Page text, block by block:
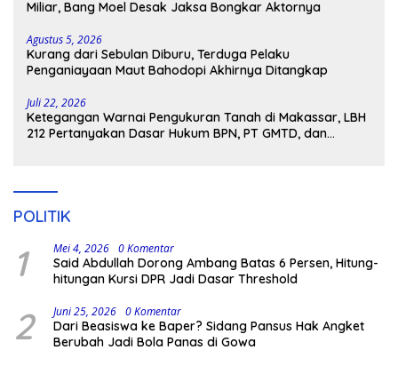
Miliar, Bang Moel Desak Jaksa Bongkar Aktornya
Agustus 5, 2026
Kurang dari Sebulan Diburu, Terduga Pelaku
Penganiayaan Maut Bahodopi Akhirnya Ditangkap
Juli 22, 2026
Ketegangan Warnai Pengukuran Tanah di Makassar, LBH
212 Pertanyakan Dasar Hukum BPN, PT GMTD, dan
POLITIK
1 Mei 4, 2026 0 Komentar
Said Abdullah Dorong Ambang Batas 6 Persen, Hitung-
hitungan Kursi DPR Jadi Dasar Threshold
2 Juni 25, 2026 0 Komentar
Dari Beasiswa ke Baper? Sidang Pansus Hak Angket
Berubah Jadi Bola Panas di Gowa